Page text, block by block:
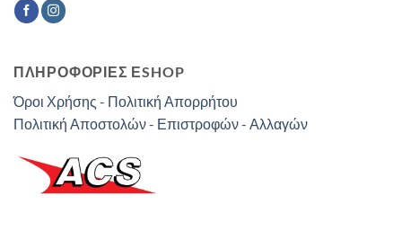
ΠΛΗΡΟΦΟΡΙΕΣ ΕSHOP
Όροι Χρήσης - Πολιτική Απορρήτου
Πολιτική Αποστολών - Επιστροφών - Αλλαγών